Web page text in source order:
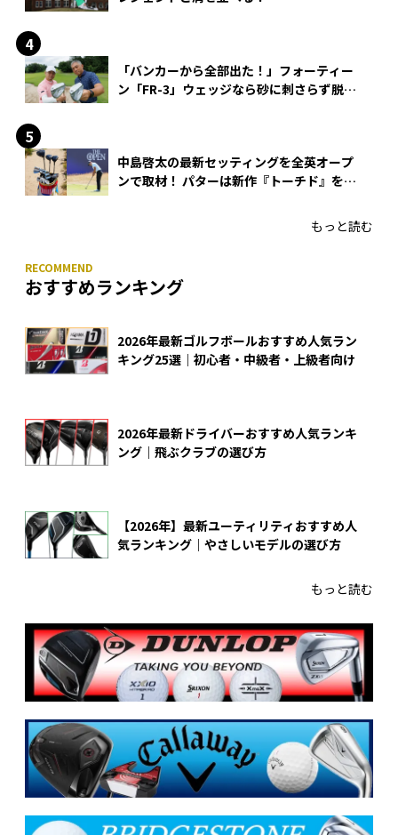
「バンカーから全部出た！」フォーティー
ン「FR-3」ウェッジなら砂に刺さらず脱出
中島啓太の最新セッティングを全英オープ
ンで取材！ パターは新作『トーチド』を投
もっと読む
おすすめランキング
2026年最新ゴルフボールおすすめ人気ラン
キング25選｜初心者・中級者・上級者向け
2026年最新ドライバーおすすめ人気ランキ
ング｜飛ぶクラブの選び方
【2026年】最新ユーティリティおすすめ人
気ランキング｜やさしいモデルの選び方
もっと読む